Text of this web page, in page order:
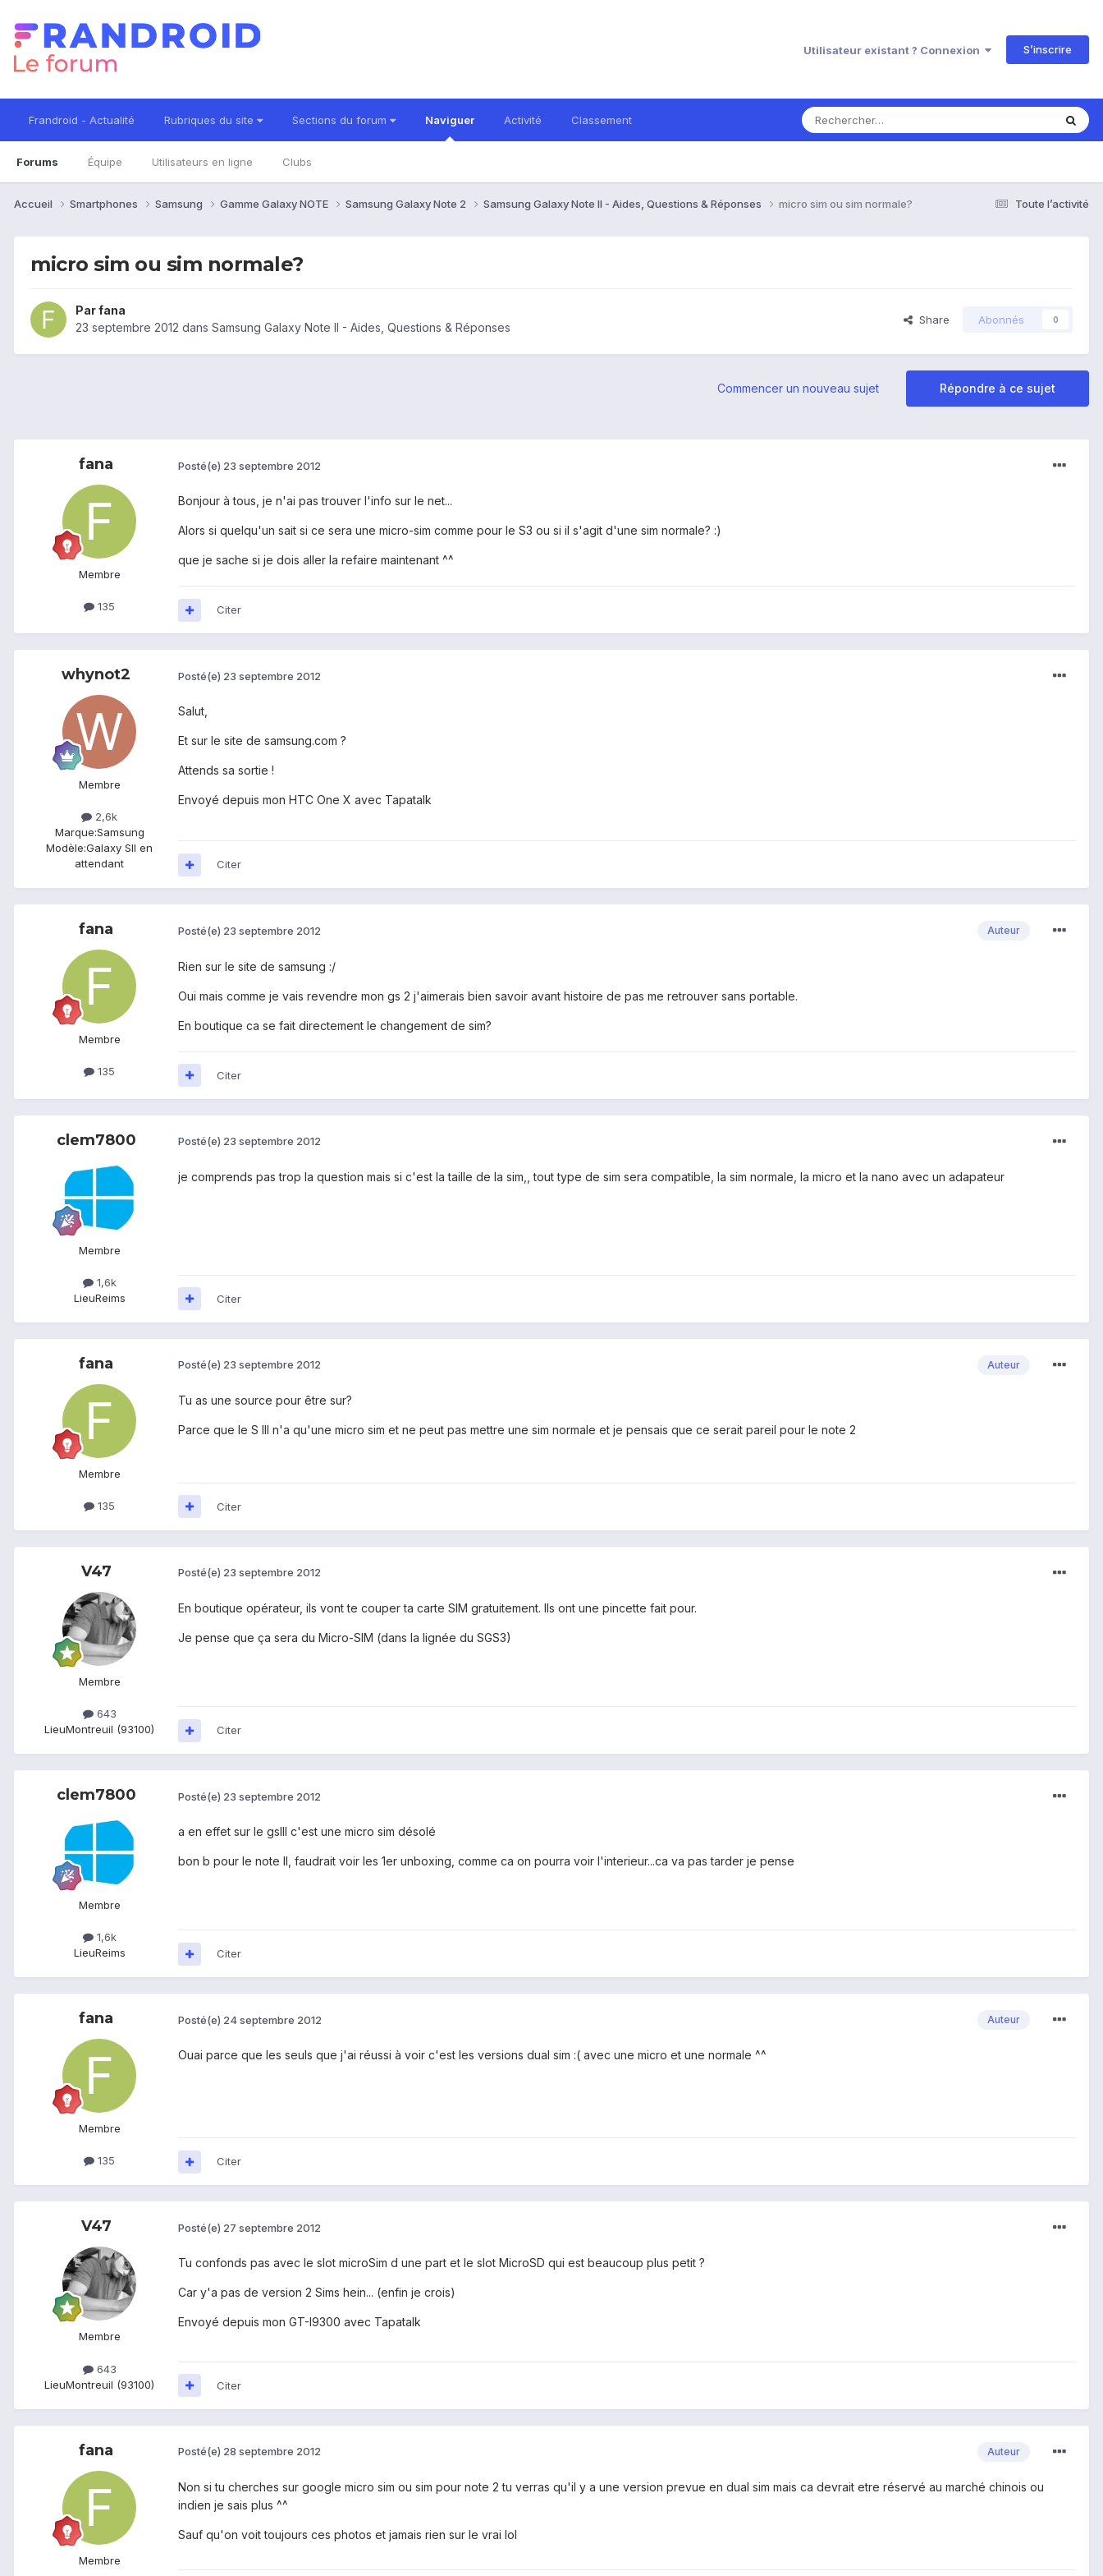
Utilisateur existant ? Connexion S’inscrire
Frandroid - Actualité Rubriques du site Sections du forum Naviguer
Forums Équipe Utilisateurs en ligne Clubs
Activité Classement
Toute l’activité
Accueil Smartphones Samsung Gamme Galaxy NOTE Samsung Galaxy Note 2 Samsung Galaxy Note II - Aides, Questions & Réponses micro sim ou sim normale?
micro sim ou sim normale?
Parfana
23 septembre 2012 dans Samsung Galaxy Note II - Aides, Questions & Réponses
Share Abonnés 0
Répondre à ce sujet
Commencer un nouveau sujet
fana
Membre
135
Posté(e) 23 septembre 2012
Bonjour à tous, je n'ai pas trouver l'info sur le net...
Alors si quelqu'un sait si ce sera une micro-sim comme pour le S3 ou si il s'agit d'une sim normale? :)
que je sache si je dois aller la refaire maintenant ^^
Citer
whynot2
Membre
2,6k
Marque:Samsung
Modèle:Galaxy SII en
attendant
Posté(e) 23 septembre 2012
Salut,
Et sur le site de samsung.com ?
Attends sa sortie !
Envoyé depuis mon HTC One X avec Tapatalk
Citer
fana
Membre
135
Auteur
Posté(e) 23 septembre 2012
Rien sur le site de samsung :/
Oui mais comme je vais revendre mon gs 2 j'aimerais bien savoir avant histoire de pas me retrouver sans portable.
En boutique ca se fait directement le changement de sim?
Citer
clem7800
Membre
1,6k
LieuReims
Posté(e) 23 septembre 2012
je comprends pas trop la question mais si c'est la taille de la sim,, tout type de sim sera compatible, la sim normale, la micro et la nano avec un adapateur
Citer
fana
Membre
135
Auteur
Posté(e) 23 septembre 2012
Tu as une source pour être sur?
Parce que le S III n'a qu'une micro sim et ne peut pas mettre une sim normale et je pensais que ce serait pareil pour le note 2
Citer
V47
Membre
643
LieuMontreuil (93100)
Posté(e) 23 septembre 2012
En boutique opérateur, ils vont te couper ta carte SIM gratuitement. Ils ont une pincette fait pour.
Je pense que ça sera du Micro-SIM (dans la lignée du SGS3)
Citer
clem7800
Membre
1,6k
LieuReims
Posté(e) 23 septembre 2012
a en effet sur le gsIII c'est une micro sim désolé
bon b pour le note II, faudrait voir les 1er unboxing, comme ca on pourra voir l'interieur...ca va pas tarder je pense
Citer
fana
Membre
135
Auteur
Posté(e) 24 septembre 2012
Ouai parce que les seuls que j'ai réussi à voir c'est les versions dual sim :( avec une micro et une normale ^^
Citer
V47
Membre
643
LieuMontreuil (93100)
Posté(e) 27 septembre 2012
Tu confonds pas avec le slot microSim d une part et le slot MicroSD qui est beaucoup plus petit ?
Car y'a pas de version 2 Sims hein... (enfin je crois)
Envoyé depuis mon GT-I9300 avec Tapatalk
Citer
fana
Membre
Auteur
Posté(e) 28 septembre 2012
Non si tu cherches sur google micro sim ou sim pour note 2 tu verras qu'il y a une version prevue en dual sim mais ca devrait etre réservé au marché chinois ou
indien je sais plus ^^
Sauf qu'on voit toujours ces photos et jamais rien sur le vrai lol